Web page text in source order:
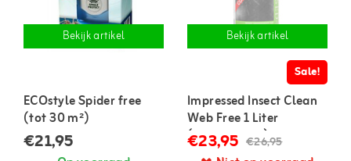
Bekijk artikel
ECOstyle Spider free
(tot 30 m²)
€21,95
Bekijk artikel
Sale!
Impressed Insect Clean
Web Free 1 Liter
(concentraat)
€23,95 €26,95